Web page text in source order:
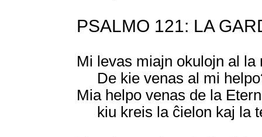
PSALMO 121: LA
Mi levas miajn okulojn al la
De kie venas al mi
Mia helpo venas de la
kiu kreis la ĉielon kaj la